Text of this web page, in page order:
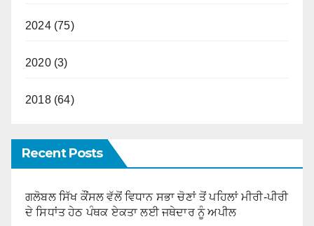
2024 (75)
2020 (3)
2018 (64)
Recent Posts
ਗਲੋਬਲ ਸਿੱਖ ਕੌਂਸਲ ਵੱਲੋਂ ਵਿਧਾਨ ਸਭਾ ਚੋਣਾਂ ਤੋਂ ਪਹਿਲਾਂ ਮੀਰੀ-ਪੀਰੀ
ਦੇ ਸਿਧਾਂਤ ਹੇਠ ਪੰਥਕ ਏਕਤਾ ਲਈ ਜਥੇਦਾਰ ਨੂੰ ਅਪੀਲ